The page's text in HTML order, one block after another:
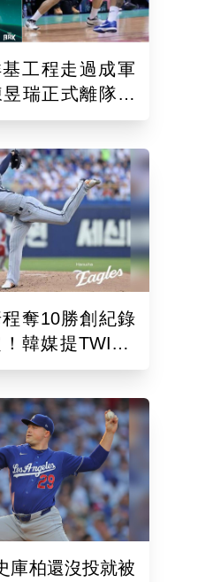
工程走過成軍
昱瑞正式離隊
力付出與貢獻
奪10勝創紀錄
韓媒提TWICE
友全笑翻
庫柏還沒投就被